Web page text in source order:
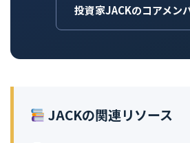
投資家JACKのコアメン
JACKの関連リソース